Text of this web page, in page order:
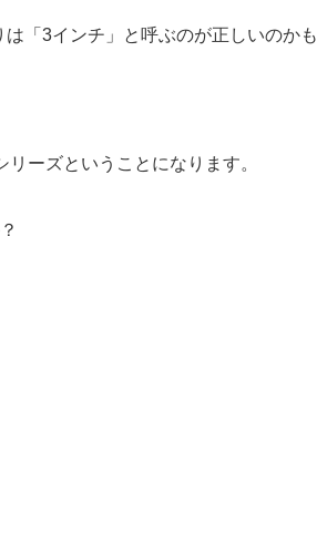
「3インチ」と呼ぶのが正しいのかも
ーズということになります。